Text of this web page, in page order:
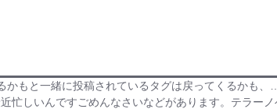
かもと一緒に投稿されているタグは戻ってくるか
忙しいんですごめんなさいなどがあります。テラー